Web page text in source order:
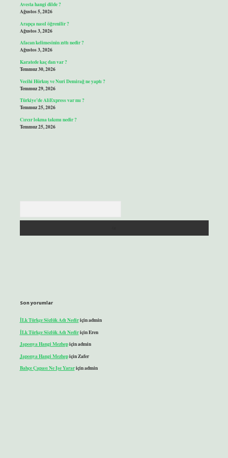
Avesta hangi dilde ?
Ağustos 5, 2026
Arapça nasıl öğrenilir ?
Ağustos 3, 2026
Afacan kelimesinin zıttı nedir ?
Ağustos 3, 2026
Karatede kaç dan var ?
Temmuz 30, 2026
Vecihi Hürkuş ve Nuri Demirağ ne yaptı ?
Temmuz 29, 2026
Türkiye’de AliExpress var mı ?
Temmuz 25, 2026
Cırcır lokma takımı nedir ?
Temmuz 25, 2026
Son yorumlar
İLk Türkçe Sözlük Adı Nediriçinadmin
İLk Türkçe Sözlük Adı NediriçinEren
Japonya Hangi Mezhepiçinadmin
Japonya Hangi MezhepiçinZafer
Bahçe Çapası Ne Işe Yarariçinadmin